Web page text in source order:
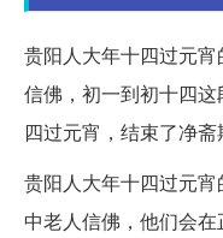
贵阳人大年十四过元
信佛，初一到初十四
四过元宵，结束了净斋
贵阳人大年十四过元
中老人信佛，他们会